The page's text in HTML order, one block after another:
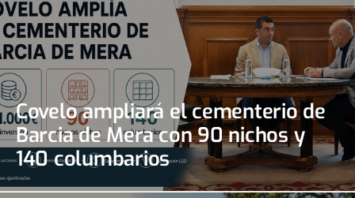
Covelo ampliará el cementerio de
Barcia de Mera con 90 nichos y
140 columbarios